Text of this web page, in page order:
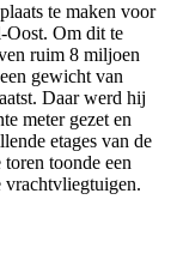
te maken voor
Oost. Om dit te
ruim 8 miljoen
gewicht van
Daar werd hij
meter gezet en
etages van de
toonde een
vrachtvliegtuigen.